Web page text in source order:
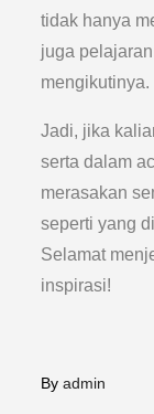
tidak hanya
juga
mengikutinya.
Jadi, jika
serta dalam
merasakan
seperti yang
Selamat
inspirasi!
Byadmin